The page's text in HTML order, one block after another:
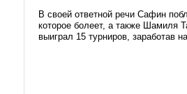
В своей ответной речи Сафин
которое болеет, а также Шамиля
выиграл 15 турниров, заработав